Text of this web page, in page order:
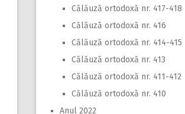
Călăuză ortodoxă nr. 417-418
Călăuză ortodoxă nr. 416
Călăuză ortodoxă nr. 414-415
Călăuză ortodoxă nr. 413
Călăuză ortodoxă nr. 411-412
Călăuză ortodoxă nr. 410
Anul 2022